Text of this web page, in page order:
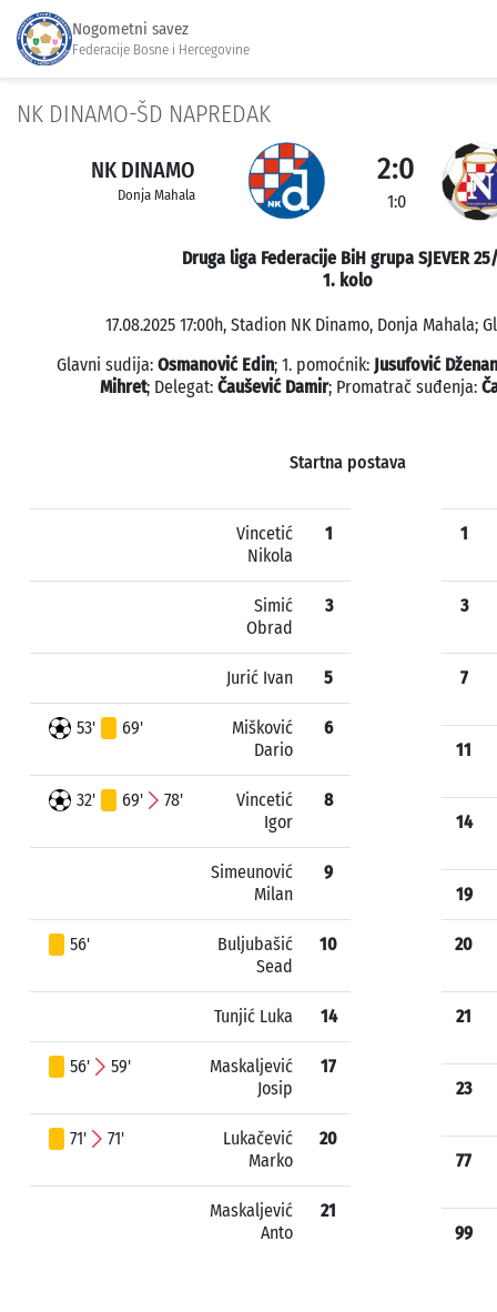
Nogometni savez
Federacije Bosne i Hercegovine
NK DINAMO-ŠD NAPREDAK
NK DINAMO
Donja Mahala
2:0
1:0
Druga liga Federacije BiH grupa SJEVER
1. kolo
17.08.2025 17:00h, Stadion NK Dinamo, Donja Mahala;
Glavni sudija: Osmanović Edin; 1. pomoćnik: Jusufović Dženan
Mihret; Delegat: Čaušević Damir; Promatrač suđenja:
Startna postava
Vincetić
Nikola
1
Simić
Obrad
3
Jurić Ivan 5
53' 69'
Mišković
Dario
6
32' 69' 78'
Vincetić
Igor
8
Simeunović
Milan
9
56'
Buljubašić
Sead
10
Tunjić Luka 14
56' 59'
Maskaljević
Josip
17
71' 71'
Lukačević
Marko
20
Maskaljević
Anto
21
1
3
7
11
14
19
20
21
23
77
99